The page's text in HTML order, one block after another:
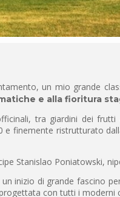
un mio grande
e alla fioritura
tra giardini dei
e finemente ristrutturato
Stanislao Poniatowski,
inizio di grande fascino
con tutti i moderni